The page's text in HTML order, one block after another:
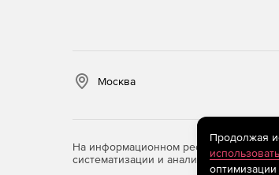
Москва
На информационном ресурсе
систематизации и анализа сведений,
Продолжая
оптимизации